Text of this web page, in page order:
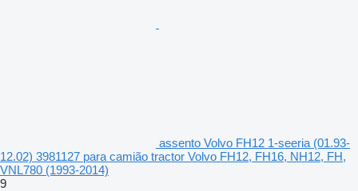
assento Volvo FH12 1-seeria (01.93-
12.02) 3981127 para camião tractor Volvo FH12, FH16, NH12, FH,
VNL780 (1993-2014)
9